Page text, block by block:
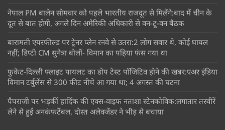
नेपाल PM बालेन सोमवार को पहले भारतीय राजदूत से मिलेंगे:बाद में चीन के
दूत से बात होगी, अगले दिन अमेरिकी अधिकारी से वन-टू-वन बैठक
बारामती एयरफील्ड पर ट्रेनर प्लेन रनवे से उतरा:2 लोग सवार थे, कोई घायल
नहीं; डिप्टी CM सुनेत्रा बोलीं- विमान का पहिया फंस गया था
फुकेट-दिल्ली फ्लाइट पायलट का डोप टेस्ट पॉजिटिव होने की खबर:एअर इंडिया
विमान टर्बुलेंस से 300 फीट नीचे आ गया था; 4 अगस्त की घटना
पैपराजी पर भड़कीं हार्दिक की एक्स-वाइफ नताशा स्टेनकोविक:लगातार तस्वीरें
लेने से हुईं अनकंफर्टेबल, दोस्त अलेक्जेंडर ने भीड़ से बचाया